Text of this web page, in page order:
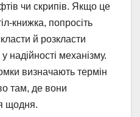
чи скрипів. Якщо це
книжка, попросіть
й розкласти
надійності механізму.
визначають термін
там, де вони
щодня.